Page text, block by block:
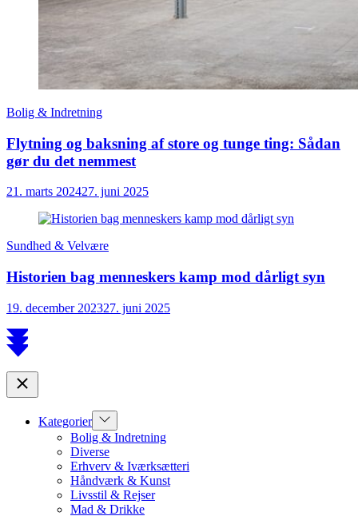
Bolig & Indretning
Flytning og baksning af store og tunge ting: Sådan
gør du det nemmest
21. marts 202427. juni 2025
Sundhed & Velvære
Historien bag menneskers kamp mod dårligt syn
19. december 202327. juni 2025
Scroll
to
Close
Kategorier Show
sub
menu
Bolig & Indretning
Diverse
Erhverv & Iværksætteri
Håndværk & Kunst
Livsstil & Rejser
Mad & Drikke